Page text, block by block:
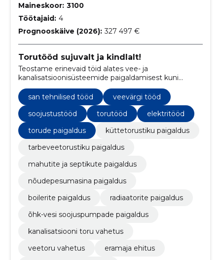
Maineskoor: 3100
Töötajaid: 4
Prognooskäive (2026): 327 497 €
Torutööd sujuvalt ja kindlalt!
Teostame erinevaid töid alates vee- ja
kanalisatsioonisüsteemide paigaldamisest kuni
torude remondi ja hoolduseni.
san tehnilised tööd
veevärgi tööd
soojustustööd
torutööd
elektritööd
torude paigaldus
küttetorustiku paigaldus
tarbeveetorustiku paigaldus
mahutite ja septikute paigaldus
nõudepesumasina paigaldus
boilerite paigaldus
radiaatorite paigaldus
õhk-vesi soojuspumpade paigaldus
kanalisatsiooni toru vahetus
veetoru vahetus
eramaja ehitus